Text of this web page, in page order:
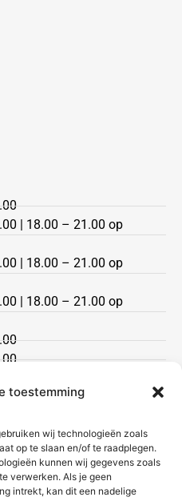
toestemming
wij technologieën zoals
op te slaan en/of te raadplegen.
kunnen wij gegevens zoals
verwerken. Als je geen
intrekt, kan dit een nadelige
| 18.00 – 21.00 op
| 18.00 – 21.00 op
| 18.00 – 21.00 op
via telefoon of mail.